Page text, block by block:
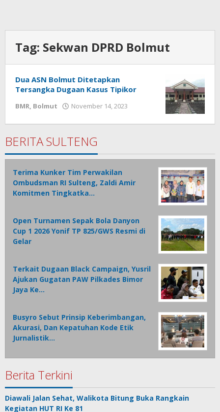
Tag: Sekwan DPRD Bolmut
Dua ASN Bolmut Ditetapkan
Tersangka Dugaan Kasus Tipikor
BMR, Bolmut November 14, 2023
Babay
BERITA SULTENG
Terima Kunker Tim Perwakilan
Ombudsman RI Sulteng, Zaldi Amir
Komitmen Tingkatka…
Open Turnamen Sepak Bola Danyon
Cup 1 2026 Yonif TP 825/GWS Resmi di
Gelar
Terkait Dugaan Black Campaign, Yusril
Ajukan Gugatan PAW Pilkades Bimor
Jaya Ke…
Busyro Sebut Prinsip Keberimbangan,
Akurasi, Dan Kepatuhan Kode Etik
Jurnalistik…
Berita Terkini
Diawali Jalan Sehat, Walikota Bitung Buka Rangkain
Kegiatan HUT RI Ke 81